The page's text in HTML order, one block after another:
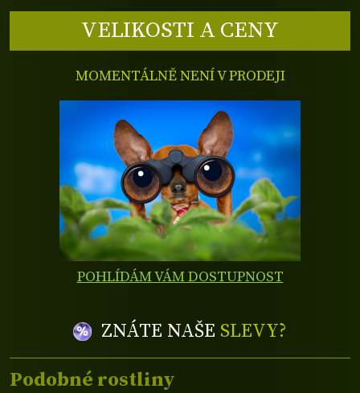
VELIKOSTI A CENY
MOMENTÁLNĚ NENÍ V PRODEJI
POHLÍDÁM VÁM DOSTUPNOST
ZNÁTE NAŠE SLEVY?
Podobné rostliny